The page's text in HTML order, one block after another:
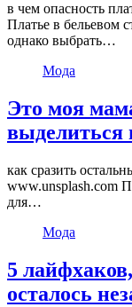
в чем опасность
Платье в бельевом
однако выбрать…
Мода
Это моя
выделиться
как сразить
www.unsplash.com
для…
Мода
5
осталось